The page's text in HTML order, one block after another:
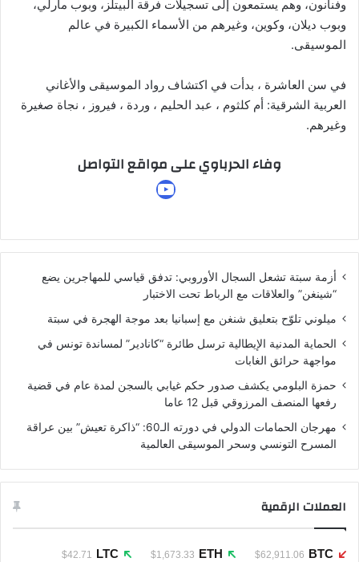
وفنانون، وهم يستمعون إلى تسجيلات فرقة البيتلز، وبوب مارلي،
وبوب ديلان، وكوين، وغيرهم من الأسماء الكبيرة في عالم
الموسيقى.
في سن العاشرة ، بدأت في اكتشاف رواد الموسيقى والأغاني
العربية الشرقية: أم كلثوم ، عبد الحليم ، وردة ، فيروز ، نجاة صغيرة
وغيرهم.
وفاء الحرباوي على مواقع التواصل
يوتيوب
أزمة سبتة تشعل السجال الأوروبي: تدفق قياسي للمهاجرين يضع
“شينغن” والعلاقات مع الرباط تحت الاختبار
ميلوني تلوّح بتعليق شنغن مع إسبانيا بعد موجة الهجرة في سبتة
الحماية المدنية الإيطالية ترسل طائرة “كانادير” لمساندة تونس في
مواجهة حرائق الغابات
حمزة البلومي يكشف صدور حكم غيابي بالسجن لمدة عام في قضية
رفعها المنصف المرزوقي قبل 12 عاما
مهرجان الحمامات الدولي في دورته الـ60: “ذاكرة تعيش” بين عراقة
المسرح التونسي وسحر الموسيقى العالمية
العملات الرقمية
BTC
$62,911.06
ETH
$1,673.33
LTC
$42.71